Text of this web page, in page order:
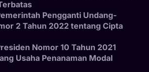
Pengganti Undang-
2 Tahun 2022 tentang Cipta
Nomor 10 Tahun 2021
Usaha Penanaman Modal